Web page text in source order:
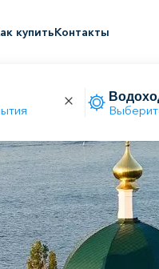
купитьКонтакты